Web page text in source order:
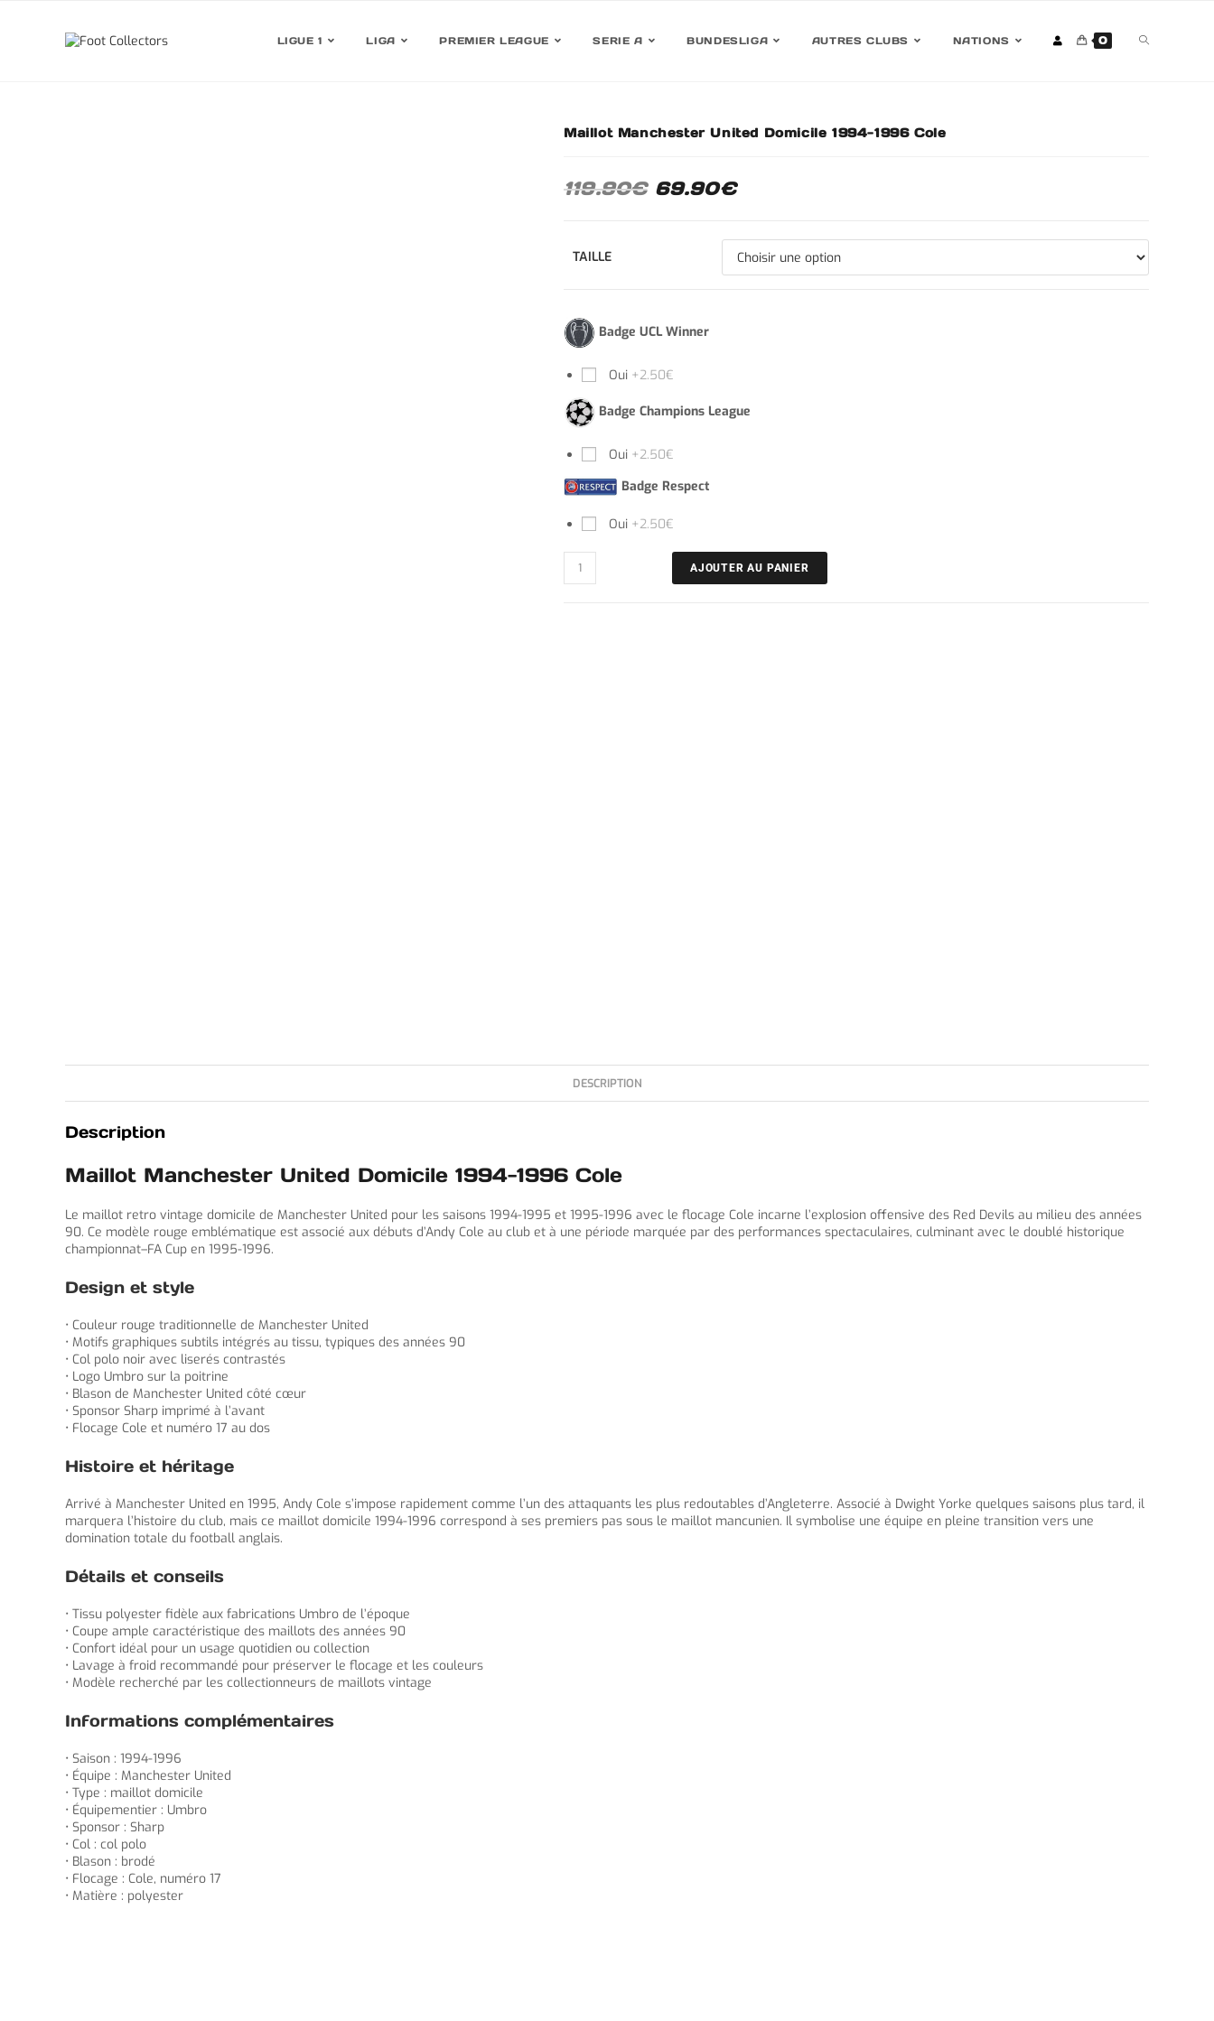
LIGUE 1 LIGA PREMIER LEAGUE SERIE A BUNDESLIGA AUTRES CLUBS NATIONS 0
Maillot Manchester United Domicile 1994-1996 Cole
119.90€ 69.90€
TAILLE
Badge UCL Winner
Oui +2.50€
Badge Champions League
Oui +2.50€
Badge Respect
Oui +2.50€
AJOUTER AU PANIER
DESCRIPTION
Description
Maillot Manchester United Domicile 1994-1996 Cole
Le maillot retro vintage domicile de Manchester United pour les saisons 1994-1995 et 1995-1996 avec le flocage Cole incarne l’explosion offensive des Red Devils au milieu des années
90. Ce modèle rouge emblématique est associé aux débuts d’Andy Cole au club et à une période marquée par des performances spectaculaires, culminant avec le doublé historique
championnat–FA Cup en 1995-1996.
Design et style
• Couleur rouge traditionnelle de Manchester United
• Motifs graphiques subtils intégrés au tissu, typiques des années 90
• Col polo noir avec liserés contrastés
• Logo Umbro sur la poitrine
• Blason de Manchester United côté cœur
• Sponsor Sharp imprimé à l’avant
• Flocage Cole et numéro 17 au dos
Histoire et héritage
Arrivé à Manchester United en 1995, Andy Cole s’impose rapidement comme l’un des attaquants les plus redoutables d’Angleterre. Associé à Dwight Yorke quelques saisons plus tard, il
marquera l’histoire du club, mais ce maillot domicile 1994-1996 correspond à ses premiers pas sous le maillot mancunien. Il symbolise une équipe en pleine transition vers une
domination totale du football anglais.
Détails et conseils
• Tissu polyester fidèle aux fabrications Umbro de l’époque
• Coupe ample caractéristique des maillots des années 90
• Confort idéal pour un usage quotidien ou collection
• Lavage à froid recommandé pour préserver le flocage et les couleurs
• Modèle recherché par les collectionneurs de maillots vintage
Informations complémentaires
• Saison : 1994-1996
• Équipe : Manchester United
• Type : maillot domicile
• Équipementier : Umbro
• Sponsor : Sharp
• Col : col polo
• Blason : brodé
• Flocage : Cole, numéro 17
• Matière : polyester